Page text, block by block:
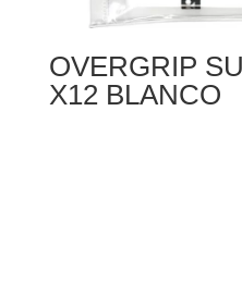
OVERGRIP
X12 BLANCO